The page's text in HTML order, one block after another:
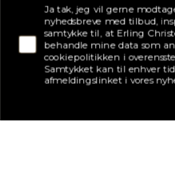
Adresse
Hørmestedvej 342
Tjekboks samtykke
Ja tak, jeg vil gerne
nyhedsbreve med tilbud,
samtykke til, at Erling
behandle mine data som
cookiepolitikken i
Samtykket kan til enhver
afmeldingslinket i vores